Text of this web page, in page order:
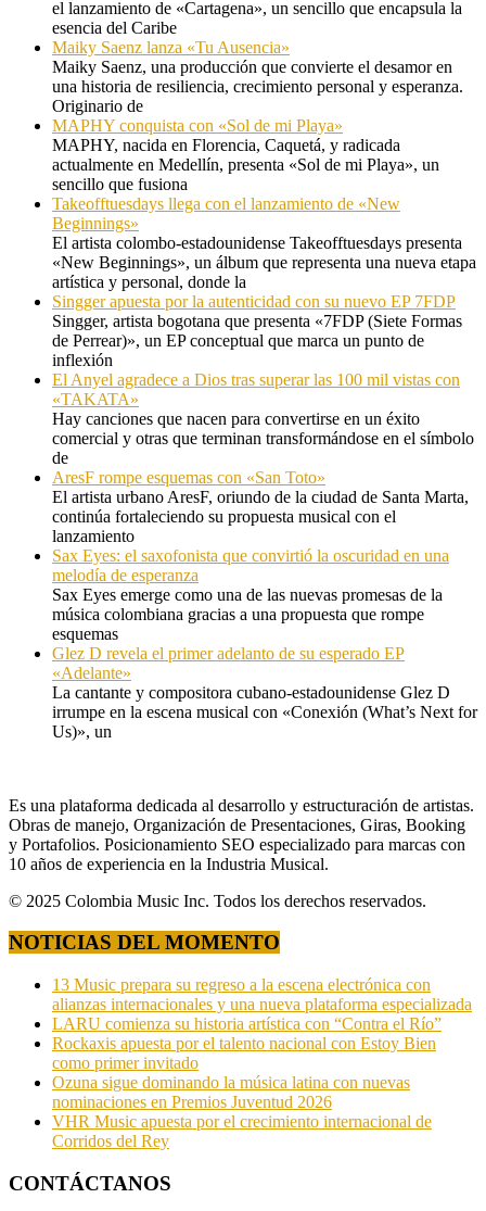
el lanzamiento de «Cartagena», un sencillo que encapsula la
esencia del Caribe
Maiky Saenz lanza «Tu Ausencia»
Maiky Saenz, una producción que convierte el desamor en
una historia de resiliencia, crecimiento personal y esperanza.
Originario de
MAPHY conquista con «Sol de mi Playa»
MAPHY, nacida en Florencia, Caquetá, y radicada
actualmente en Medellín, presenta «Sol de mi Playa», un
sencillo que fusiona
Takeofftuesdays llega con el lanzamiento de «New
Beginnings»
El artista colombo-estadounidense Takeofftuesdays presenta
«New Beginnings», un álbum que representa una nueva etapa
artística y personal, donde la
Singger apuesta por la autenticidad con su nuevo EP 7FDP
Singger, artista bogotana que presenta «7FDP (Siete Formas
de Perrear)», un EP conceptual que marca un punto de
inflexión
El Anyel agradece a Dios tras superar las 100 mil vistas con
«TAKATA»
Hay canciones que nacen para convertirse en un éxito
comercial y otras que terminan transformándose en el símbolo
de
AresF rompe esquemas con «San Toto»
El artista urbano AresF, oriundo de la ciudad de Santa Marta,
continúa fortaleciendo su propuesta musical con el
lanzamiento
Sax Eyes: el saxofonista que convirtió la oscuridad en una
melodía de esperanza
Sax Eyes emerge como una de las nuevas promesas de la
música colombiana gracias a una propuesta que rompe
esquemas
Glez D revela el primer adelanto de su esperado EP
«Adelante»
La cantante y compositora cubano-estadounidense Glez D
irrumpe en la escena musical con «Conexión (What’s Next for
Us)», un
Es una plataforma dedicada al desarrollo y estructuración de artistas.
Obras de manejo, Organización de Presentaciones, Giras, Booking
y Portafolios. Posicionamiento SEO especializado para marcas con
10 años de experiencia en la Industria Musical.
© 2025 Colombia Music Inc. Todos los derechos reservados.
NOTICIAS DEL MOMENTO
13 Music prepara su regreso a la escena electrónica con
alianzas internacionales y una nueva plataforma especializada
LARU comienza su historia artística con “Contra el Río”
Rockaxis apuesta por el talento nacional con Estoy Bien
como primer invitado
Ozuna sigue dominando la música latina con nuevas
nominaciones en Premios Juventud 2026
VHR Music apuesta por el crecimiento internacional de
Corridos del Rey
CONTÁCTANOS